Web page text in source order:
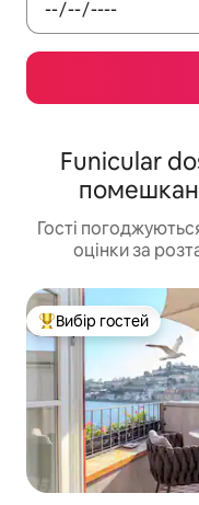
Funicular
Гості
оцінки за
Топ вибір гостей
Вибір гостей